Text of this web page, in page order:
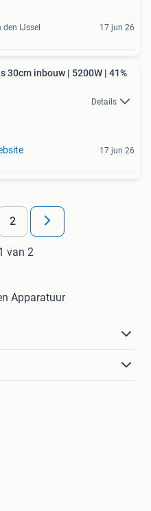
den IJssel 17 jun 26
30cm inbouw | 5200W | 41%
Details
17 jun 26
2
van 2
Apparatuur